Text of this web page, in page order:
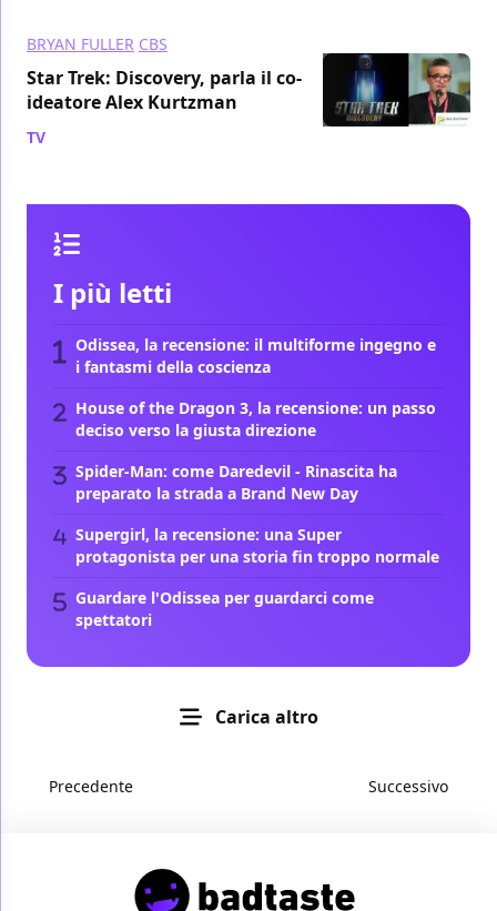
BRYAN FULLER CBS
Star Trek: Discovery, parla il co-
ideatore Alex Kurtzman
TV
I più letti
Odissea, la recensione: il multiforme ingegno e
i fantasmi della coscienza
House of the Dragon 3, la recensione: un passo
deciso verso la giusta direzione
Spider-Man: come Daredevil - Rinascita ha
preparato la strada a Brand New Day
Supergirl, la recensione: una Super
protagonista per una storia fin troppo normale
Guardare l'Odissea per guardarci come
spettatori
Carica altro
Precedente Successivo